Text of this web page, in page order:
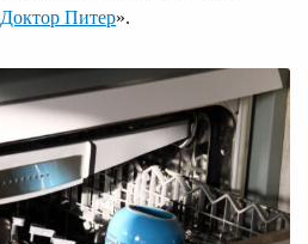
Доктор Питер».